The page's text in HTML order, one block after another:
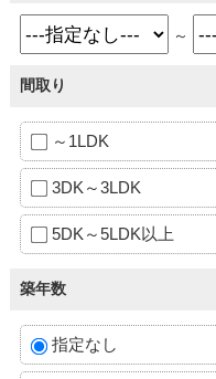
～
間取り
～1LDK
3DK～3LDK
5DK～5LDK以上
築年数
指定なし